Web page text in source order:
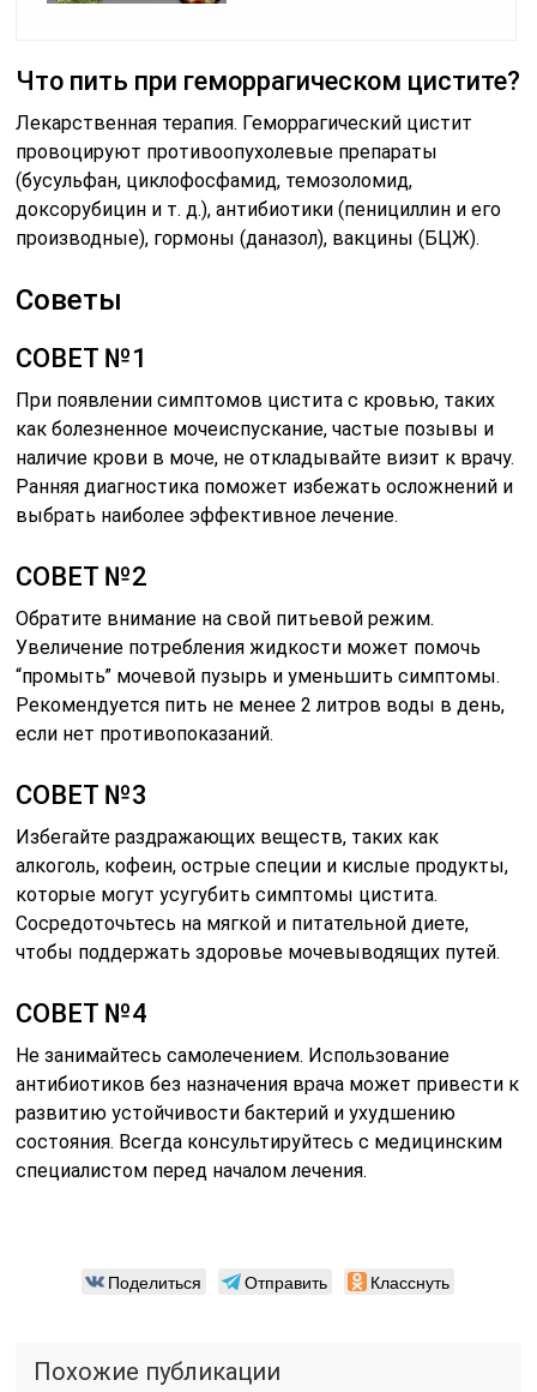
Что пить при геморрагическом цистите?
Лекарственная терапия. Геморрагический цистит
провоцируют противоопухолевые препараты
(бусульфан, циклофосфамид, темозоломид,
доксорубицин и т. д.), антибиотики (пенициллин и его
производные), гормоны (даназол), вакцины (БЦЖ).
Советы
СОВЕТ №1
При появлении симптомов цистита с кровью, таких
как болезненное мочеиспускание, частые позывы и
наличие крови в моче, не откладывайте визит к врачу.
Ранняя диагностика поможет избежать осложнений и
выбрать наиболее эффективное лечение.
СОВЕТ №2
Обратите внимание на свой питьевой режим.
Увеличение потребления жидкости может помочь
“промыть” мочевой пузырь и уменьшить симптомы.
Рекомендуется пить не менее 2 литров воды в день,
если нет противопоказаний.
СОВЕТ №3
Избегайте раздражающих веществ, таких как
алкоголь, кофеин, острые специи и кислые продукты,
которые могут усугубить симптомы цистита.
Сосредоточьтесь на мягкой и питательной диете,
чтобы поддержать здоровье мочевыводящих путей.
СОВЕТ №4
Не занимайтесь самолечением. Использование
антибиотиков без назначения врача может привести к
развитию устойчивости бактерий и ухудшению
состояния. Всегда консультируйтесь с медицинским
специалистом перед началом лечения.
Поделиться Отправить Класснуть
Похожие публикации